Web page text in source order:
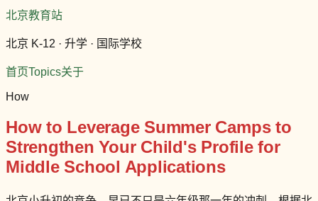
北京教育站
北京 K-12 · 升学 · 国际学校
首页Topics关于
How
How to Leverage Summer Camps to
Strengthen Your Child's Profile for
Middle School Applications